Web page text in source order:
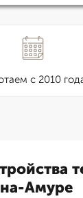
с 2010
Амуре